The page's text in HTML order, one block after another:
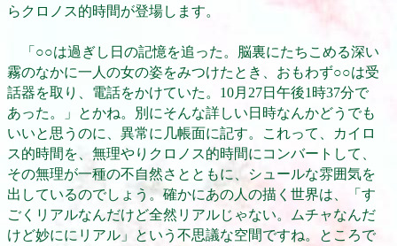
らクロノス的時間が登場します。
「○○は過ぎし日の記憶を追った。脳裏にたちこめる深い
霧のなかに一人の女の姿をみつけたとき、おもわず○○は受
話器を取り、電話をかけていた。10月27日午後1時37分で
あった。」とかね。別にそんな詳しい日時なんかどうでも
いいと思うのに、異常に几帳面に記す。これって、カイロ
ス的時間を、無理やりクロノス的時間にコンバートして、
その無理が一種の不自然さとともに、シュールな雰囲気を
出しているのでしょう。確かにあの人の描く世界は、「す
ごくリアルなんだけど全然リアルじゃない。ムチャなんだ
けど妙ににリアル」という不思議な空間ですね。ところで